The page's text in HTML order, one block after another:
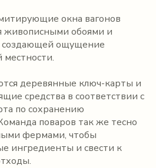
окна вагонов
живописными обоями и
создающей ощущение
деревянные ключ-карты и
средства в соответствии с
по сохранению
поваров так же тесно
фермами, чтобы
ингредиенты и свести к